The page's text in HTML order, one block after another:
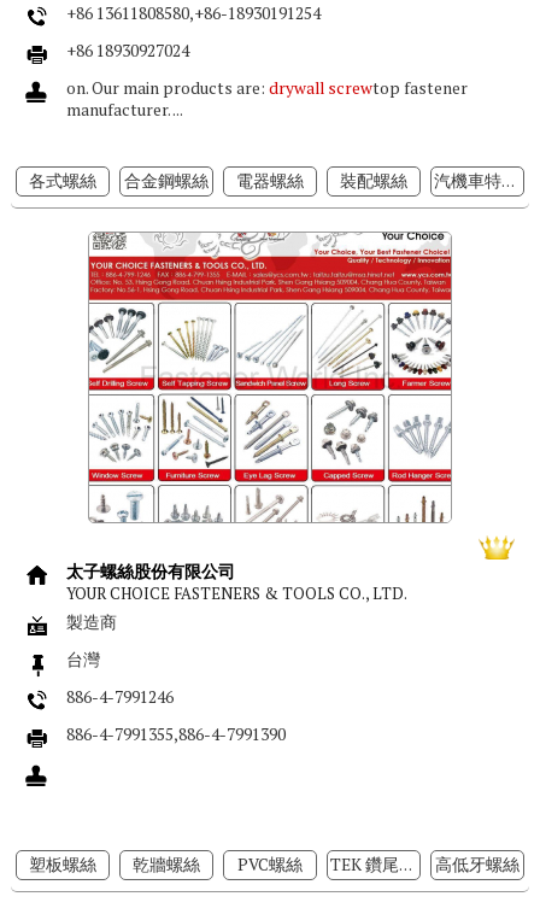
+86 13611808580,+86-18930191254
+86 18930927024
on. Our main products are:drywall screwtop fastener
manufacturer. ...
各式螺絲 合金鋼螺絲 電器螺絲 裝配螺絲 汽機車特殊螺絲/栓
太子螺絲股份有限公司
YOUR CHOICE FASTENERS & TOOLS CO., LTD.
製造商
台灣
886-4-7991246
886-4-7991355,886-4-7991390
塑板螺絲 乾牆螺絲 PVC螺絲 TEK 鑽尾螺絲 高低牙螺絲